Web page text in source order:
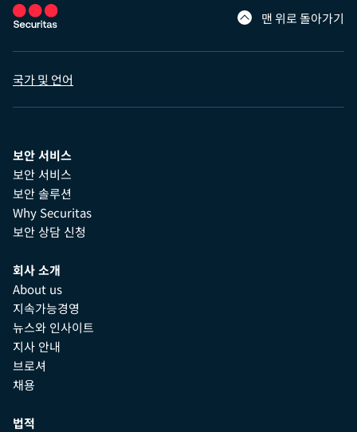
맨 위로 돌아가기
국가 및 언어
보안 서비스
보안 서비스
보안 솔루션
Why Securitas
보안 상담 신청
회사 소개
About us
지속가능경영
뉴스와 인사이트
지사 안내
브로셔
채용
법적